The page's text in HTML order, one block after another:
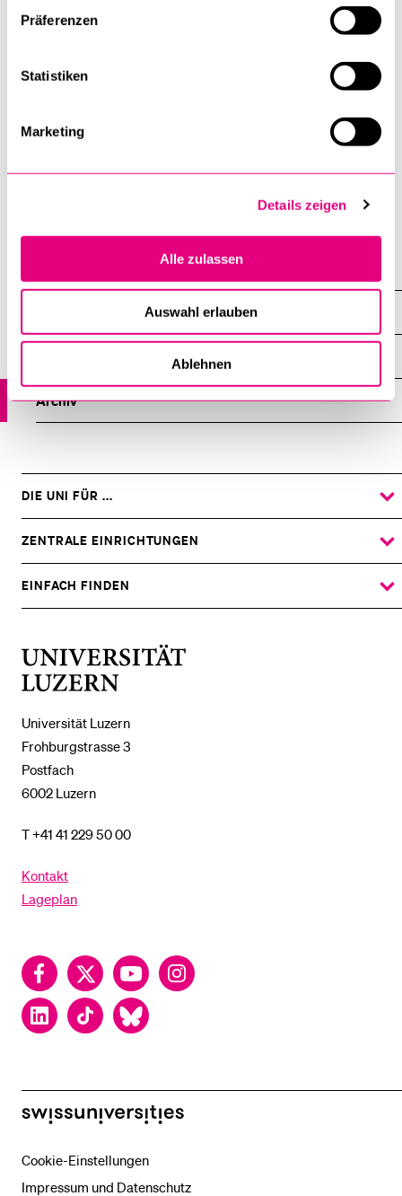
Präferenzen
Statistiken
Marketing
Details zeigen
Alle zulassen
Auswahl erlauben
Ablehnen
Archiv
Obwaldner Institut für Justizforschung an der Universität
Universität Luzern
Frohburgstrasse 3
Postfach
6002 Luzern
T +41 41 229 50 00
Kontakt
Lageplan
FacebookTwitter YouTubeInstagram
LinkedInTikTok Bluesky
DIE UNI FÜR ...
ZEIGE
DAS
UNTERMENÜ
ZENTRALE EINRICHTUNGEN
ZEIGE
DAS
UNTERMENÜ
EINFACH FINDEN
ZEIGE
DAS
swissuniversities
Cookie-Einstellungen
Impressum und Datenschutz